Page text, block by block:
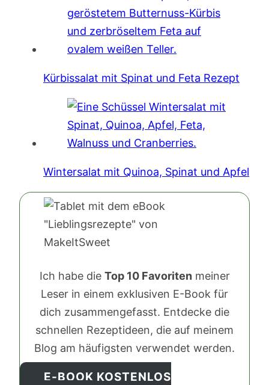
Kürbissalat mit Spinat und Feta Rezept
Wintersalat mit Quinoa, Spinat und Apfel
Ich habe die Top 10 Favoriten meiner
Leser in einem exklusiven E-Book für
dich zusammengefasst. Entdecke die
schnellen Rezeptideen, die auf meinem
Blog am häufigsten verwendet werden.
E-BOOK KOSTENLOS